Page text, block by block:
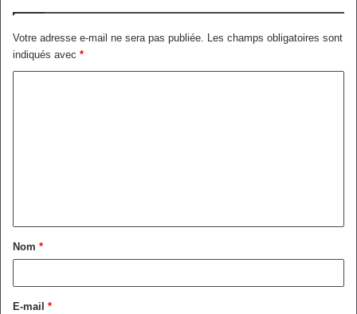
Votre adresse e-mail ne sera pas publiée. Les champs obligatoires sont
indiqués avec *
Nom *
E-mail *